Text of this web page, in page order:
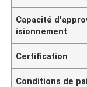
Capacité
isionnement
Certification
Conditions de pai